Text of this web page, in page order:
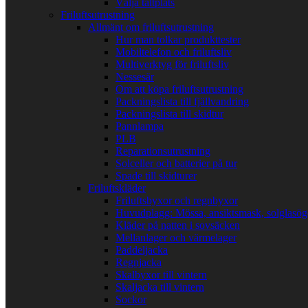
Välja tältplats
Friluftsutrustning
Allmänt om friluftsutrustning
Hur man tolkar produkttester
Mobiltelefon och friluftsliv
Multiverktyg för friluftsliv
Nessesär
Om att köpa friluftsutrustning
Packningslista till fjällvandring
Packningslista till skidtur
Pannlampa
PLB
Reparationsutrustning
Solceller och batterier på tur
Spade till skidturer
Friluftskläder
Friluftsbyxor och regnbyxor
Huvudplagg: Mössa, ansiktsmask,
Kläder på natten i sovsäcken
Mellanlager och värmelager
Paddeljacka
Regnjacka
Skalbyxor till vintern
Skaljacka till vintern
Sockor